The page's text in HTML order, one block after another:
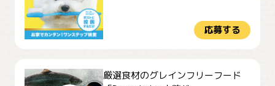
応募する
厳選食材のグレインフリーフード